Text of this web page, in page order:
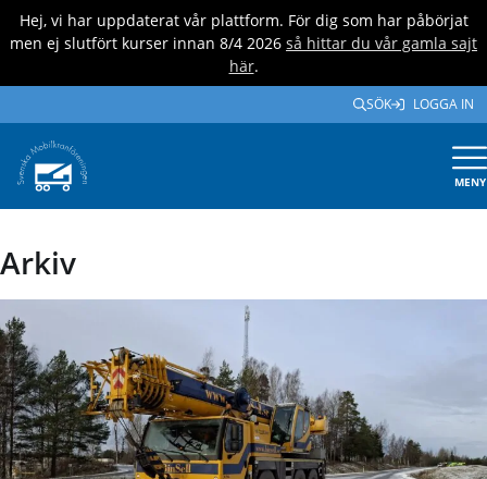
Hej, vi har uppdaterat vår plattform. För dig som har påbörjat
men ej slutfört kurser innan 8/4 2026 så hittar du vår gamla sajt
här.
SÖK LOGGA IN
MENY
Arkiv